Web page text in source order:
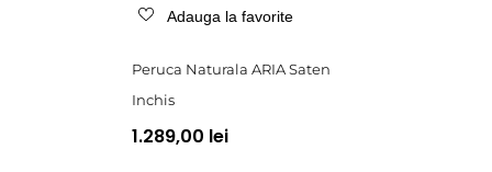
Adauga la favorite
Peruca Naturala ARIA Saten
Inchis
1.289,00 lei